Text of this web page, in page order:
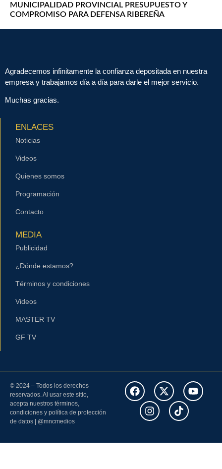
MUNICIPALIDAD PROVINCIAL PRESUPUESTO Y
COMPROMISO PARA DEFENSA RIBEREÑA
Agradecemos infinitamente la confianza depositada en nuestra
empresa y trabajamos día a día para darle el mejor servicio.
Muchas gracias.
ENLACES
Noticias
Videos
Quienes somos
Programación
Contacto
MEDIA
Publicidad
¿Dónde estamos?
Términos y condiciones
Videos
MASTER TV
GF TV
© 2024 – Todos los derechos
reservados. Al usar este sitio,
acepta nuestros términos,
condiciones y política de protección
de datos | @mncmedios